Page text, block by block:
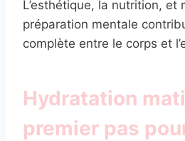
L’esthétique, la nutrition, et
préparation mentale
complète entre le corps et
Hydratation
premier pas